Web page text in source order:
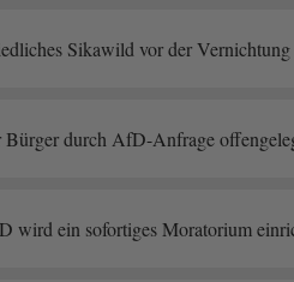
Sikawild vor der Vernichtung
durch AfD-Anfrage
wird ein sofortiges Moratorium